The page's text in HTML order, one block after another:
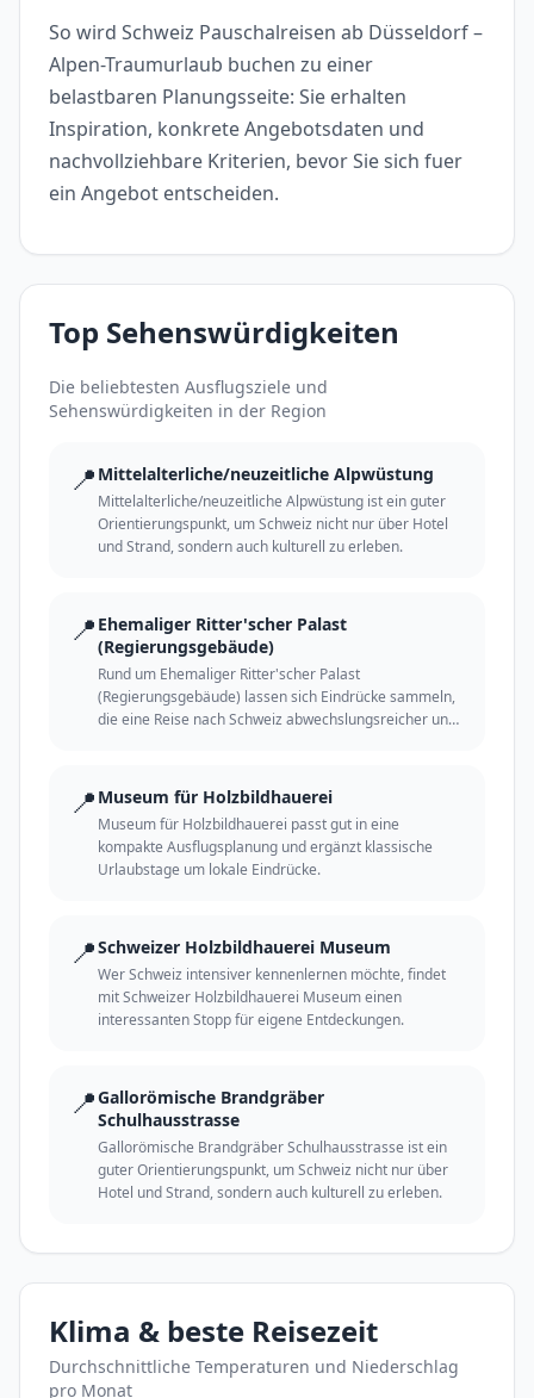
So wird Schweiz Pauschalreisen ab Düsseldorf –
Alpen-Traumurlaub buchen zu einer
belastbaren Planungsseite: Sie erhalten
Inspiration, konkrete Angebotsdaten und
nachvollziehbare Kriterien, bevor Sie sich fuer
ein Angebot entscheiden.
Top Sehenswürdigkeiten
Die beliebtesten Ausflugsziele und
Sehenswürdigkeiten in der Region
📍 Mittelalterliche/neuzeitliche Alpwüstung
Mittelalterliche/neuzeitliche Alpwüstung ist ein guter
Orientierungspunkt, um Schweiz nicht nur über Hotel
und Strand, sondern auch kulturell zu erleben.
📍 Ehemaliger Ritter'scher Palast
(Regierungsgebäude)
Rund um Ehemaliger Ritter'scher Palast
(Regierungsgebäude) lassen sich Eindrücke sammeln,
die eine Reise nach Schweiz abwechslungsreicher und
📍 Museum für Holzbildhauerei
Museum für Holzbildhauerei passt gut in eine
kompakte Ausflugsplanung und ergänzt klassische
Urlaubstage um lokale Eindrücke.
📍Schweizer Holzbildhauerei Museum
Wer Schweiz intensiver kennenlernen möchte, findet
mit Schweizer Holzbildhauerei Museum einen
interessanten Stopp für eigene Entdeckungen.
📍Gallorömische Brandgräber
Schulhausstrasse
Gallorömische Brandgräber Schulhausstrasse ist ein
guter Orientierungspunkt, um Schweiz nicht nur über
Hotel und Strand, sondern auch kulturell zu erleben.
Klima & beste Reisezeit
Durchschnittliche Temperaturen und Niederschlag
pro Monat